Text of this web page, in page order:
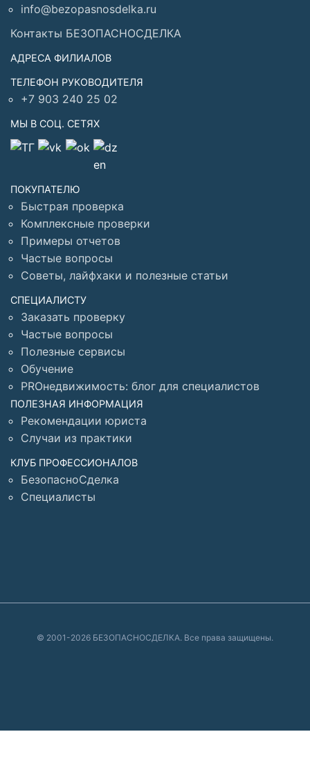
info@bezopasnosdelka.ru
Контакты БЕЗОПАСНОСДЕЛКА
АДРЕСА ФИЛИАЛОВ
ТЕЛЕФОН РУКОВОДИТЕЛЯ
+7 903 240 25 02
МЫ В СОЦ. СЕТЯХ
ПОКУПАТЕЛЮ
Быстрая проверка
Комплексные проверки
Примеры отчетов
Частые вопросы
Советы, лайфхаки и полезные статьи
СПЕЦИАЛИСТУ
Заказать проверку
Частые вопросы
Полезные сервисы
Обучение
PROнедвижимость: блог для специалистов
ПОЛЕЗНАЯ ИНФОРМАЦИЯ
Рекомендации юриста
Случаи из практики
КЛУБ ПРОФЕССИОНАЛОВ
БезопасноСделка
Специалисты
© 2001-2026 БЕЗОПАСНОСДЕЛКА. Все права защищены.